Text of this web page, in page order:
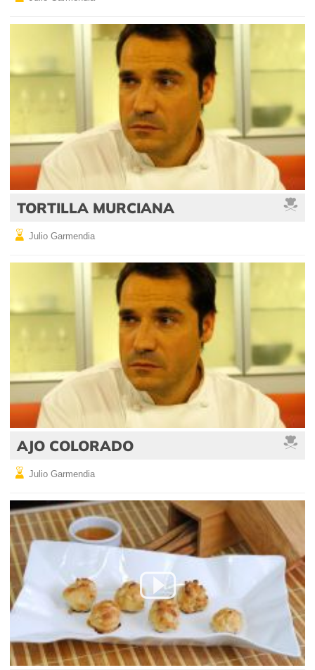
TORTILLA MURCIANA
Julio Garmendia
AJO COLORADO
Julio Garmendia